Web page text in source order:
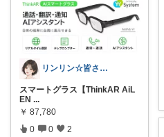
リンリン☆皆さんありがとう
スマートグラス【ThinkAR AiL
EN ...
￥ 87,780
0 0 2